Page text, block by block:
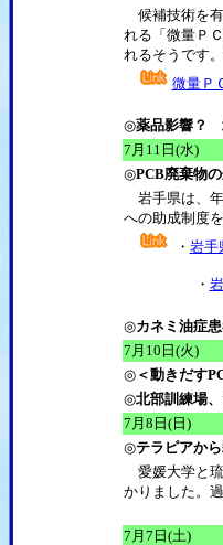
候補技術を有
れる「微量Ｐ
れるそうです
微量Ｐ
◎薬品影響？
7月11日(水)
◎PCB廃棄物
岩手県は、年
への助成制度
・ 岩手
・
◎カネミ油症
7月10日(火)
◎＜動きだす
◎北部訓練場
7月8日(日)
◎テラピアか
愛媛大学と琉
かりました。
7月7日(土)